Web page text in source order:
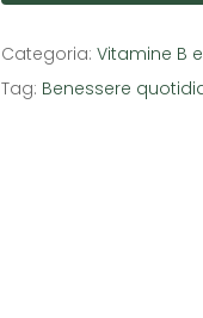
Categoria: Vitamine B
Tag: Benessere